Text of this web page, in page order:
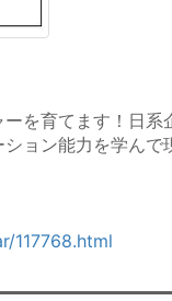
を育てます！日系
ョン能力を学んで
117768.html